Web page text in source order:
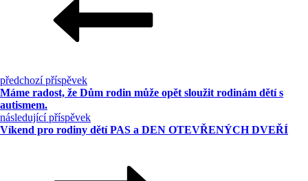
předchozí příspěvek
Máme radost, že Dům rodin může opět sloužit rodinám dětí s
autismem.
následující příspěvek
Víkend pro rodiny dětí PAS a DEN OTEVŘENÝCH DVEŘÍ